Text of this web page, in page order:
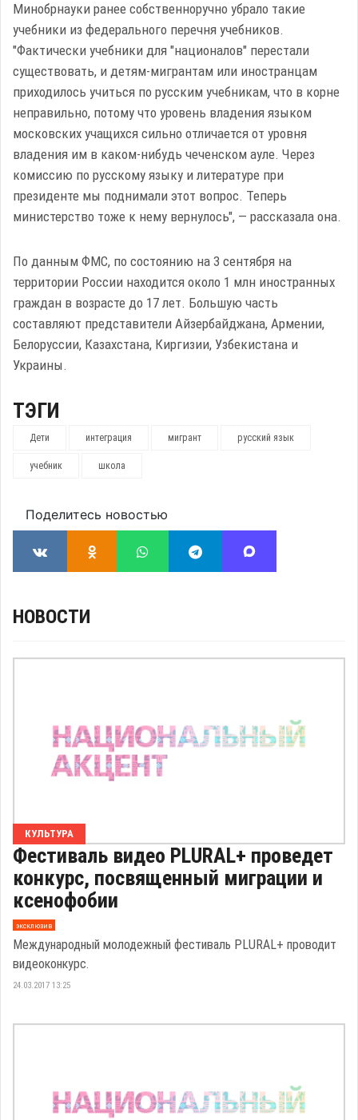
Минобрнауки ранее собственноручно убрало такие
учебники из федерального перечня учебников.
"Фактически учебники для "националов" перестали
существовать, и детям-мигрантам или иностранцам
приходилось учиться по русским учебникам, что в корне
неправильно, потому что уровень владения языком
московских учащихся сильно отличается от уровня
владения им в каком-нибудь чеченском ауле. Через
комиссию по русскому языку и литературе при
президенте мы поднимали этот вопрос. Теперь
министерство тоже к нему вернулось", — рассказала она.
По данным ФМС, по состоянию на 3 сентября на
территории России находится около 1 млн иностранных
граждан в возрасте до 17 лет. Большую часть
составляют представители Айзербайджана, Армении,
Белоруссии, Казахстана, Киргизии, Узбекистана и
Украины.
ТЭГИ
Дети интеграция мигрант русский язык
учебник школа
Поделитесь новостью
НОВОСТИ
КУЛЬТУРА
Фестиваль видео PLURAL+ проведет
конкурс, посвященный миграции и
ксенофобии
эксклюзив
Международный молодежный фестиваль PLURAL+ проводит
видеоконкурс.
24.03.2017 13:25